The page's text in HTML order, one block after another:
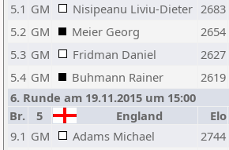
5.1 GM Nisipeanu Liviu-Dieter 2683
5.2 GM Meier Georg 2654
5.3 GM Fridman Daniel 2627
5.4 GM Buhmann Rainer 2619
6. Runde am 19.11.2015 um 15:00
Br.
5 England Elo
9.1 GM Adams Michael 2744